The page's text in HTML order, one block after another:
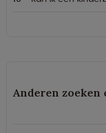
Anderen zoeken